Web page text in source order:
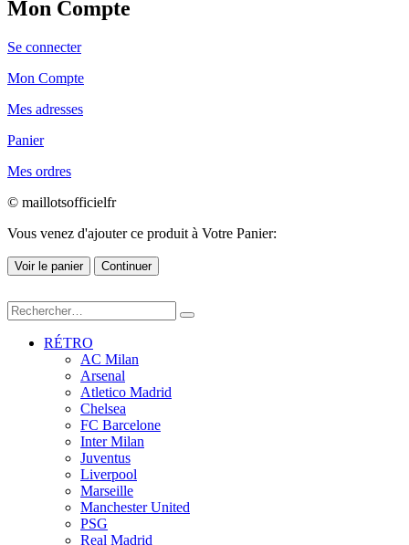
Mon Compte
Se connecter
Mon Compte
Mes adresses
Panier
Mes ordres
© maillotsofficielfr
Vous venez d'ajouter ce produit à Votre Panier:
Voir le panier Continuer
RÉTRO
AC Milan
Arsenal
Atletico Madrid
Chelsea
FC Barcelone
Inter Milan
Juventus
Liverpool
Marseille
Manchester United
PSG
Real Madrid